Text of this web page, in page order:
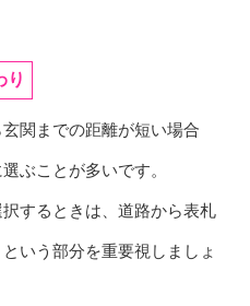
り
関までの距離が短い場合
ぶことが多いです。
するときは、道路から表札
いう部分を重要視しましょ